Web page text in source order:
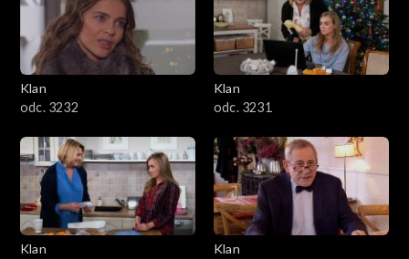
Klan
odc. 3232
Klan
odc. 3231
Klan
Klan